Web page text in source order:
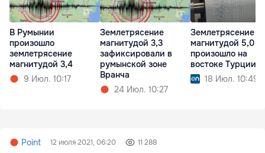
В Румынии
произошло
землетрясение
магнитудой 3,4
9 Июл. 10:17
Землетрясение
магнитудой 3,3
зафиксировали в
румынской зоне
Вранча
24 Июл. 10:27
Землетрясение
магнитудой 5,0
произошло на
востоке Турции
18 Июл. 10:49
Point 12 июля 2021, 06:20 11 288